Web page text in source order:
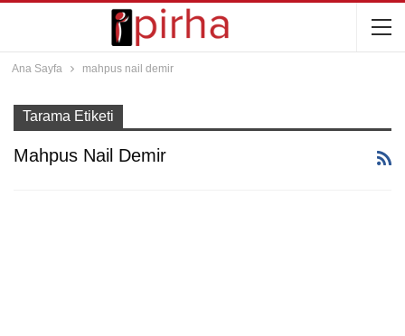
Ana Sayfa mahpus nail demir
Tarama Etiketi
Mahpus Nail Demir